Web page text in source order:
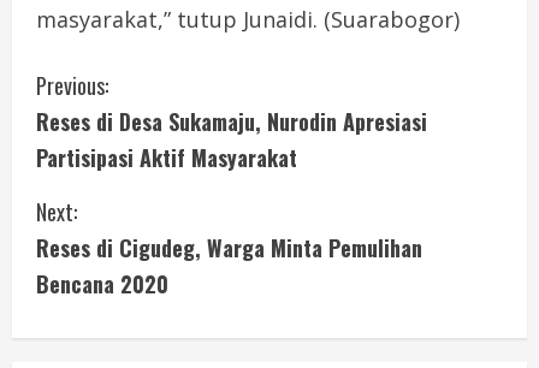
masyarakat,” tutup Junaidi. (Suarabogor)
C
o
n
t
i
n
Previous:
Reses di Desa Sukamaju, Nurodin Apresiasi
Partisipasi Aktif Masyarakat
Next:
Reses di Cigudeg, Warga Minta Pemulihan
Bencana 2020